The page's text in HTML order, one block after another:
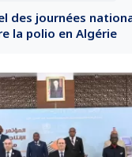
des journées
la polio en Algérie